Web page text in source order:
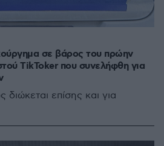
σε βάρος του πρώην
TikToker που συνελήφθη για
επίσης και για